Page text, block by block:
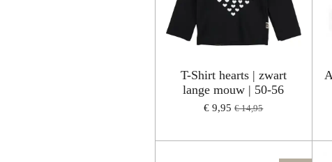
T-Shirt hearts | zwart
lange mouw | 50-56
€ 9,95 € 14,95